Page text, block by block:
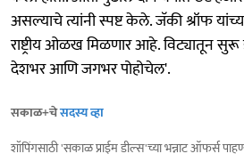
असल्याचे त्यांनी स्पष्ट केले. जॅकी श्रॉफ
राष्ट्रीय ओळख मिळणार आहे. विट्यातून सुरू
देशभर आणि जगभर पोहोचेल'.
सकाळ+चेसदस्य व्हा
शॉपिंगसाठी 'सकाळ प्राईम डील्स'च्या भन्नाट ऑफर्स